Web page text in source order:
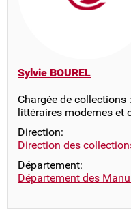
Sylvie BOUREL
Chargée de
littéraires modernes et
Direction:
Direction des
Département:
Département des